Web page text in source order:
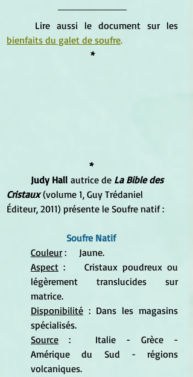
bienfaits du galet de soufre.
*
*
Judy Hall autrice de La Bible des
Cristaux (volume 1, Guy Trédaniel
Éditeur, 2011) présente le Soufre natif :
Soufre Natif
Couleur
:	Jaune.
Aspect :	Cristaux poudreux ou
légèrement translucides sur
matrice.
Disponibilité : Dans les magasins
spécialisés.
Source :	Italie - Grèce -
Amérique du Sud - régions
volcaniques.